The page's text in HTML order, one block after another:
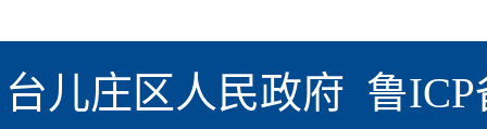
台儿庄区人民政府 鲁ICP